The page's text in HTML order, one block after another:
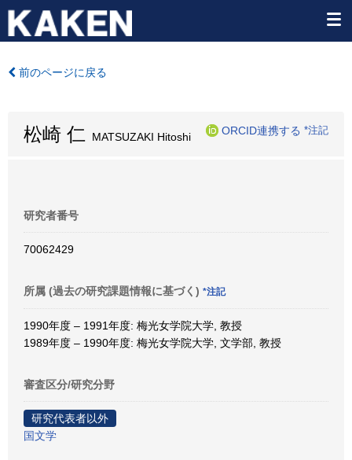
前のページに戻る
松崎 仁 MATSUZAKI Hitoshi
ORCID連携する *注記
研究者番号
70062429
所属 (過去の研究課題情報に基づく) *注記
1990年度 – 1991年度: 梅光女学院大学, 教授
1989年度 – 1990年度: 梅光女学院大学, 文学部, 教授
審査区分/研究分野
研究代表者以外
国文学